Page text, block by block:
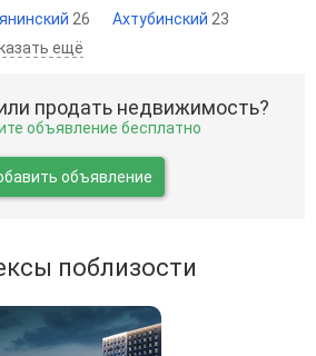
26 Ахтубинский 23
ещё
продать недвижимость?
объявление бесплатно
объявление
поблизости